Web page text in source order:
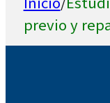
previo y